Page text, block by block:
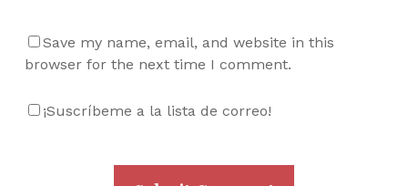
Save my name, email, and website in this
browser for the next time I comment.
¡Suscríbeme a la lista de correo!